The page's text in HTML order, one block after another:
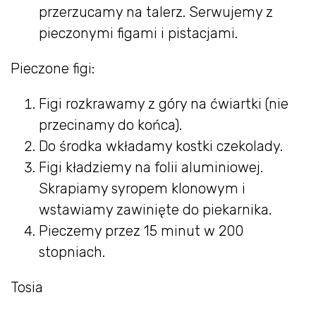
przerzucamy na talerz. Serwujemy z
pieczonymi figami i pistacjami.
Pieczone figi:
Figi rozkrawamy z góry na ćwiartki (nie
przecinamy do końca).
Do środka wkładamy kostki czekolady.
Figi kładziemy na folii aluminiowej.
Skrapiamy syropem klonowym i
wstawiamy zawinięte do piekarnika.
Pieczemy przez 15 minut w 200
stopniach.
Tosia